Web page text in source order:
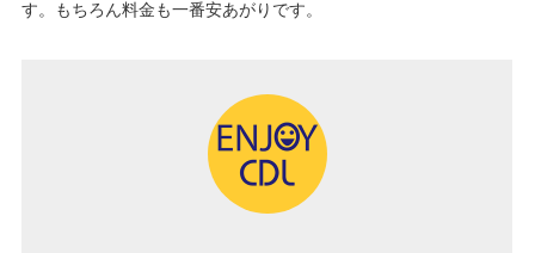
す。もちろん料金も一番安あがりです。